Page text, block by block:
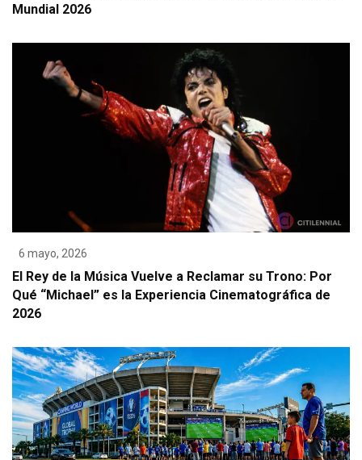
Mundial 2026
6 mayo, 2026
El Rey de la Música Vuelve a Reclamar su Trono: Por
Qué “Michael” es la Experiencia Cinematográfica de
2026